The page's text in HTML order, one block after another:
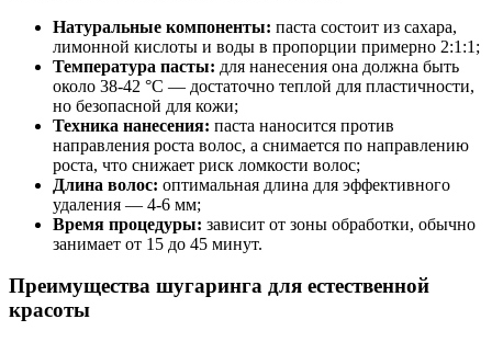
Натуральные компоненты: паста состоит из сахара,
лимонной кислоты и воды в пропорции примерно 2:1:1;
Температура пасты: для нанесения она должна быть
около 38-42 °C — достаточно теплой для пластичности,
но безопасной для кожи;
Техника нанесения: паста наносится против
направления роста волос, а снимается по направлению
роста, что снижает риск ломкости волос;
Длина волос: оптимальная длина для эффективного
удаления — 4-6 мм;
Время процедуры: зависит от зоны обработки, обычно
занимает от 15 до 45 минут.
Преимущества шугаринга для естественной
красоты